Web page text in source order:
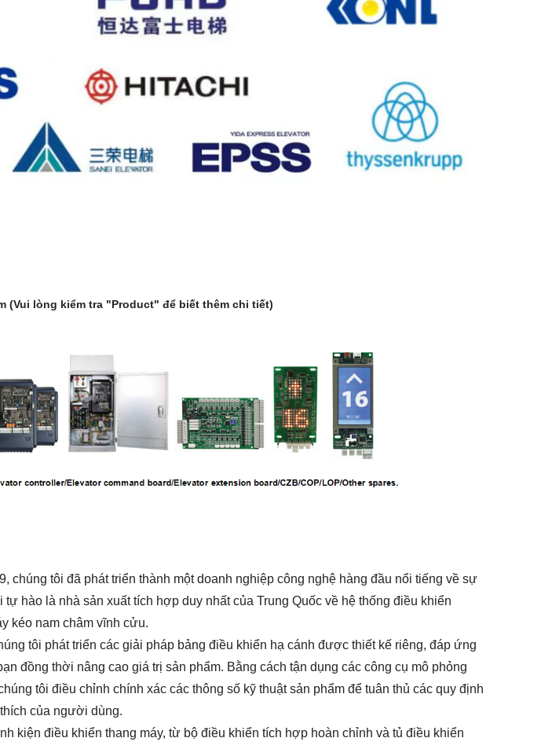
(Vui lòng kiểm tra "Product" để biết thêm chi tiết)
chúng tôi đã phát triển thành một doanh nghiệp công nghệ hàng đầu nổi tiếng về sự
tự hào là nhà sản xuất tích hợp duy nhất của Trung Quốc về hệ thống điều khiển
kéo nam châm vĩnh cửu.
tôi phát triển các giải pháp bảng điều khiển hạ cánh được thiết kế riêng, đáp ứng
đồng thời nâng cao giá trị sản phẩm. Bằng cách tận dụng các công cụ mô phỏng
tôi điều chỉnh chính xác các thông số kỹ thuật sản phẩm để tuân thủ các quy định
của người dùng.
kiện điều khiển thang máy, từ bộ điều khiển tích hợp hoàn chỉnh và tủ điều khiển